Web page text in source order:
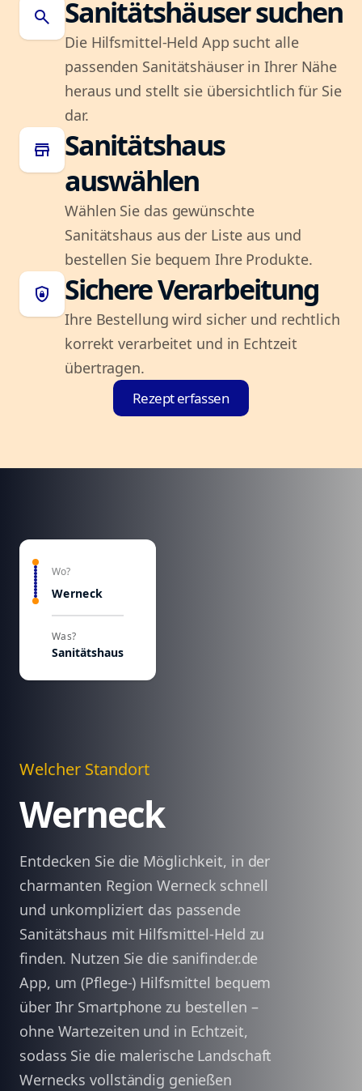
search Sanitätshäuser suchen
Die Hilfsmittel-Held App sucht alle
passenden Sanitätshäuser in Ihrer Nähe
heraus und stellt sie übersichtlich für Sie
dar.
store
Sanitätshaus
auswählen
Wählen Sie das gewünschte
Sanitätshaus aus der Liste aus und
bestellen Sie bequem Ihre Produkte.
shield_lock Sichere Verarbeitung
Ihre Bestellung wird sicher und rechtlich
korrekt verarbeitet und in Echtzeit
übertragen.
Rezept erfassen
Wo?
Werneck
Was?
Sanitätshaus
Welcher Standort
Werneck
Entdecken Sie die Möglichkeit, in der
charmanten Region Werneck schnell
und unkompliziert das passende
Sanitätshaus mit Hilfsmittel-Held zu
finden. Nutzen Sie die sanifinder.de
App, um (Pflege-) Hilfsmittel bequem
über Ihr Smartphone zu bestellen –
ohne Wartezeiten und in Echtzeit,
sodass Sie die malerische Landschaft
Wernecks vollständig genießen